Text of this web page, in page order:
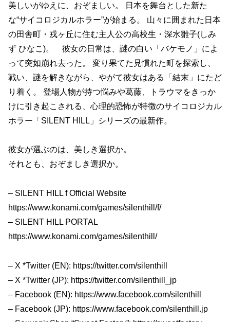
美しいがゆえに、おぞましい。 日本を舞台とした新た
な“サイコロジカルホラー”が始まる。 山々に囲まれた日本
の田舎町・戎ヶ丘に住む主人公の高校生・深水雛子(しみ
ず ひなこ)。 彼女の日常は、謎の白い「バケモノ」によ
って突如崩れ去った。 変り果てた見慣れた町を探索し、
戦い、謎を解きながら、やがて彼女はある「結末」にたど
り着く。 登場人物が持つ悩みや葛藤、トラウマをきっか
けに引き起こされる、心理的恐怖が特徴のサイコロジカル
ホラー「SILENT HILL」シリーズの最新作。
彼女が選ぶのは、美しき選択か。
それとも、おぞましき選択か。
– SILENT HILL f Official Website
https://www.konami.com/games/silenthill/f/
– SILENT HILL PORTAL
https://www.konami.com/games/silenthill/
– X *Twitter (EN): https://twitter.com/silenthill
– X *Twitter (JP): https://twitter.com/silenthill_jp
– Facebook (EN): https://www.facebook.com/silenthill
– Facebook (JP): https://www.facebook.com/silenthill.jp